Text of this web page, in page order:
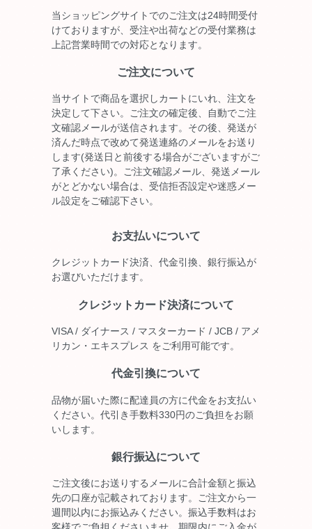
当ショッピングサイトでのご注文は24時間受付
けておりますが、受注や出荷などの受付業務は
上記営業時間での対応となります。
ご注文について
当サイトで商品を選択しカートにいれ、注文を
決定して下さい。ご注文の確定後、自動でご注
文確認メールが送信されます。その後、発送が
済んだ時点で改めて発送連絡のメールをお送り
します(発送日と前後する場合がございますがご
了承ください)。ご注文確認メール、発送メール
がとどかない場合は、受信拒否設定や迷惑メー
ル設定をご確認下さい。
お支払いについて
クレジットカード決済、代金引換、銀行振込が
お選びいただけます。
クレジットカード決済について
VISA / ダイナース / マスターカード / JCB / アメ
リカン・エキスプレス をご利用可能です。
代金引換について
品物が届いた際に配達員の方に代金をお支払い
ください。代引き手数料330円のご負担をお願
いします。
銀行振込について
ご注文後にお送りするメールに合計金額と振込
先の口座が記載されております。ご注文から一
週間以内にお振込みください。振込手数料はお